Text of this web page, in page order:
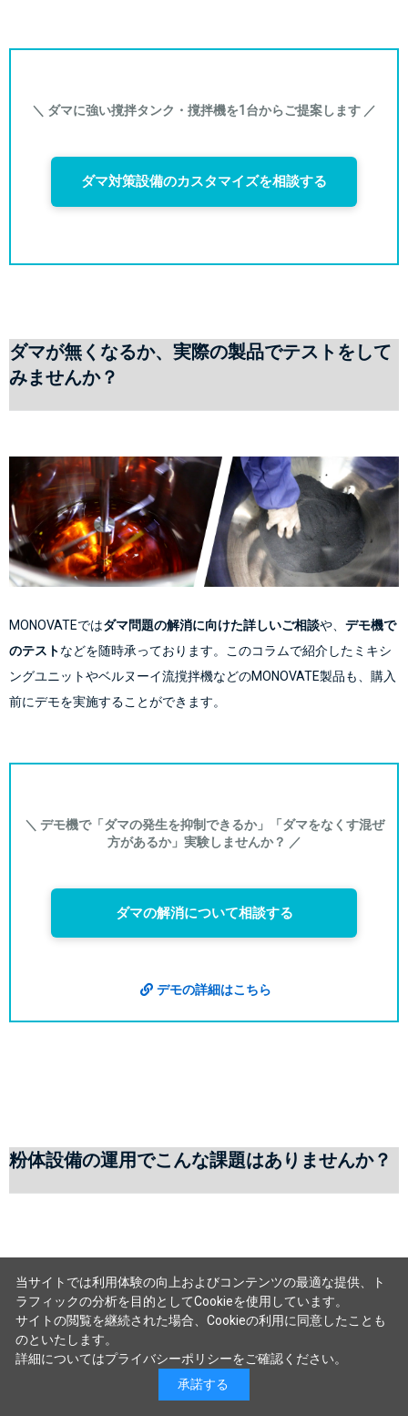
＼ ダマに強い撹拌タンク・撹拌機を1台からご提案します ／
ダマ対策設備のカスタマイズを相談する
ダマが無くなるか、実際の製品でテストをして
みませんか？
MONOVATEではダマ問題の解消に向けた詳しいご相談や、 デモ機で
のテストなどを随時承っております。このコラムで紹介したミキシ
ングユニットやベルヌーイ流撹拌機などのMONOVATE製品も、購入
前にデモを実施することができます。
＼ デモ機で「ダマの発生を抑制できるか」「ダマをなくす混ぜ
方があるか」実験しませんか？ ／
ダマの解消について相談する
デモの詳細はこちら
粉体設備の運用でこんな課題はありませんか？
当サイトでは利用体験の向上およびコンテンツの最適な提供、ト
ラフィックの分析を目的としてCookieを使用しています。
サイトの閲覧を継続された場合、Cookieの利用に同意したことも
のといたします。
詳細についてはプライバシーポリシーをご確認ください。
承諾する